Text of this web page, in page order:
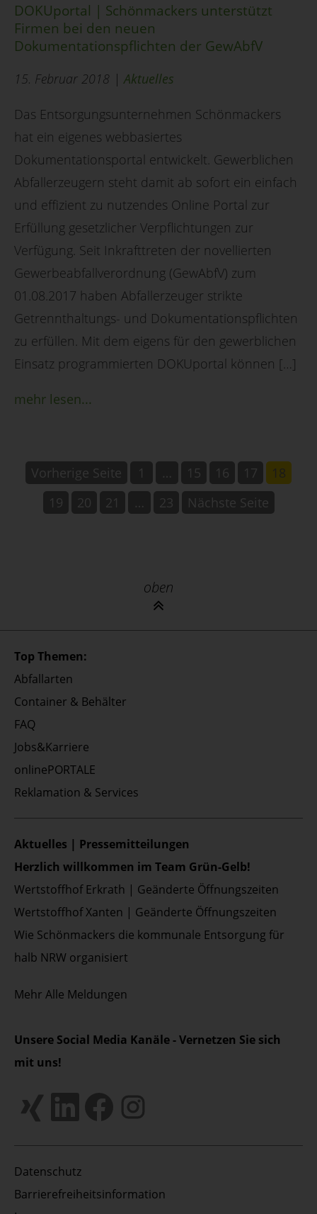
DOKUportal | Schönmackers unterstützt
Firmen bei den neuen
Dokumentationspflichten der GewAbfV
15. Februar 2018 |Aktuelles
Das Entsorgungsunternehmen Schönmackers
hat ein eigenes webbasiertes
Dokumentationsportal entwickelt. Gewerblichen
Abfallerzeugern steht damit ab sofort ein einfach
und effizient zu nutzendes Online Portal zur
Erfüllung gesetzlicher Verpflichtungen zur
Verfügung. Seit Inkrafttreten der novellierten
Gewerbeabfallverordnung (GewAbfV) zum
01.08.2017 haben Abfallerzeuger strikte
Getrennthaltungs- und Dokumentationspflichten
zu erfüllen. Mit dem eigens für den gewerblichen
Einsatz programmierten DOKUportal können […]
mehr lesen...
Vorherige Seite 1 … 15 16 17
18
19
20 21 … 23 Nächste Seite
oben
Top Themen:
Abfallarten
Container & Behälter
FAQ
Jobs&Karriere
onlinePORTALE
Reklamation & Services
Datenschutz
Barrierefreiheitsinformation
Aktuelles | Pressemitteilungen
Herzlich willkommen im Team Grün-Gelb!
Wertstoffhof Erkrath | Geänderte Öffnungszeiten
Wertstoffhof Xanten | Geänderte Öffnungszeiten
Wie Schönmackers die kommunale Entsorgung für
halb NRW organisiert
Mehr Alle Meldungen
Unsere Social Media Kanäle - Vernetzen Sie sich
mit uns!